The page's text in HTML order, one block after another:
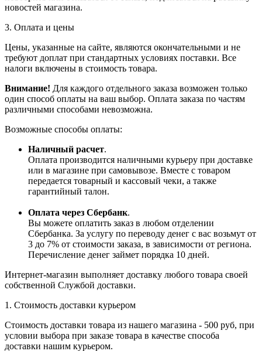
новостей магазина.
3. Оплата и цены
Цены, указанные на сайте, являются окончательными и не
требуют доплат при стандартных условиях поставки. Все
налоги включены в стоимость товара.
Внимание! Для каждого отдельного заказа возможен только
один способ оплаты на ваш выбор. Оплата заказа по частям
различными способами невозможна.
Возможные способы оплаты:
Наличный расчет.
Оплата производится наличными курьеру при доставке
или в магазине при самовывозе. Вместе с товаром
передается товарный и кассовый чеки, а также
гарантийный талон.
Оплата через Сбербанк.
Вы можете оплатить заказ в любом отделении
Сбербанка. За услугу по переводу денег с вас возьмут от
3 до 7% от стоимости заказа, в зависимости от региона.
Перечисление денег займет порядка 10 дней.
Интернет-магазин выполняет доставку любого товара своей
собственной Службой доставки.
1. Стоимость доставки курьером
Стоимость доставки товара из нашего магазина - 500 руб, при
условии выбора при заказе товара в качестве способа
доставки нашим курьером.